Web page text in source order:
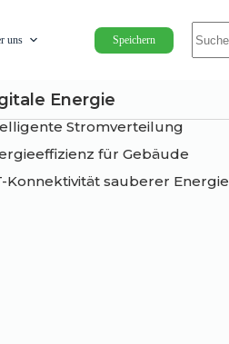
uns Speichern
Energie
Stromverteilung
für Gebäude
Konnektivität sauberer Energie